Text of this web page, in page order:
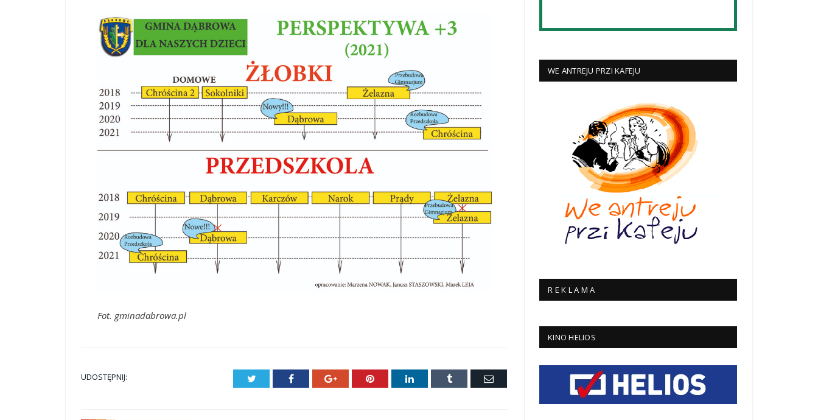
Fot. gminadabrowa.pl
UDOSTĘPNIJ: Twitter Facebook Google+ Pinterest LinkedIn Tumblr
E-
WE ANTREJU PRZI KAFEJU
R E K L A M A
KINO HELIOS